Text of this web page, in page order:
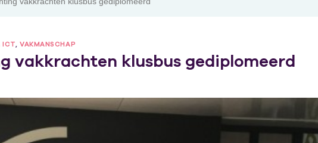
ICT VAKMANSCHAP
vakkrachten klusbus gediplomeerd